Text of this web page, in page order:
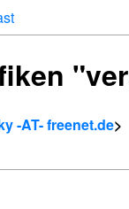
-AT- freenet.de>